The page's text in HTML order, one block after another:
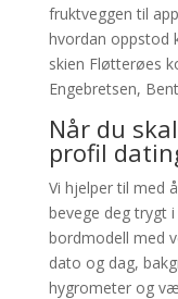
fruktveggen til
hvordan oppstod
skien Fløtterøes
Engebretsen,
Når du
profil
Vi hjelper til med
bevege deg trygt
bordmodell med
dato og dag,
hygrometer og